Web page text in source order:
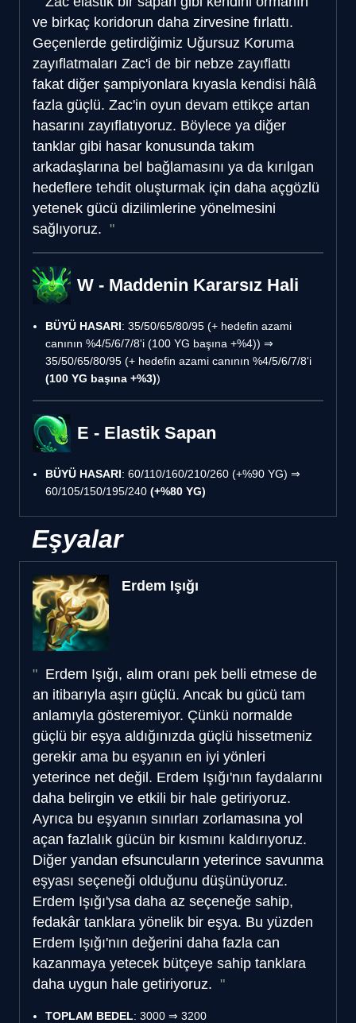
ve birkaç koridorun daha zirvesine fırlattı.
Geçenlerde getirdiğimiz Uğursuz Koruma
zayıflatmaları Zac'i de bir nebze zayıflattı
fakat diğer şampiyonlara kıyasla kendisi hâlâ
fazla güçlü. Zac'in oyun devam ettikçe artan
hasarını zayıflatıyoruz. Böylece ya diğer
tanklar gibi hasar konusunda takım
arkadaşlarına bel bağlamasını ya da kırılgan
hedeflere tehdit oluşturmak için daha açgözlü
yetenek gücü dizilimlerine yönelmesini
sağlıyoruz.
W - Maddenin Kararsız Hali
BÜYÜ HASARI: 35/50/65/80/95 (+ hedefin azami
canının %4/5/6/7/8'i (100 YG başına +%4)) ⇒
35/50/65/80/95 (+ hedefin azami canının %4/5/6/7/8'i
(100 YG başına +%3))
E - Elastik Sapan
BÜYÜ HASARI: 60/110/160/210/260 (+%90 YG) ⇒
60/105/150/195/240 (+%80 YG)
Eşyalar
Erdem Işığı
Erdem Işığı, alım oranı pek belli etmese de
an itibarıyla aşırı güçlü. Ancak bu gücü tam
anlamıyla gösteremiyor. Çünkü normalde
güçlü bir eşya aldığınızda güçlü hissetmeniz
gerekir ama bu eşyanın en iyi yönleri
yeterince net değil. Erdem Işığı'nın faydalarını
daha belirgin ve etkili bir hale getiriyoruz.
Ayrıca bu eşyanın sınırları zorlamasına yol
açan fazlalık gücün bir kısmını kaldırıyoruz.
Diğer yandan efsuncuların yeterince savunma
eşyası seçeneği olduğunu düşünüyoruz.
Erdem Işığı'ysa daha az seçeneğe sahip,
fedakâr tanklara yönelik bir eşya. Bu yüzden
Erdem Işığı'nın değerini daha fazla can
kazanmaya yetecek bütçeye sahip tanklara
daha uygun hale getiriyoruz.
TOPLAM BEDEL: 3000 ⇒ 3200